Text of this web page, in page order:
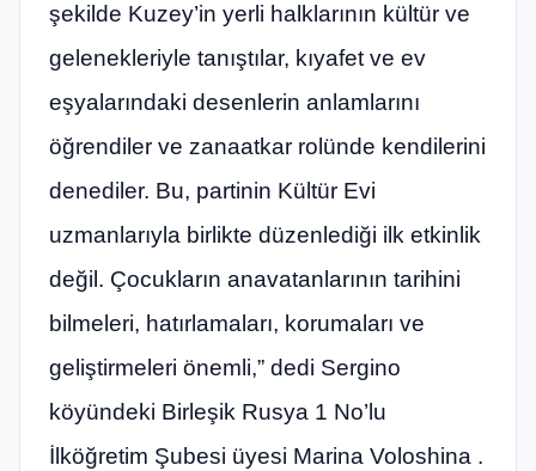
şekilde Kuzey’in yerli halklarının kültür ve
gelenekleriyle tanıştılar, kıyafet ve ev
eşyalarındaki desenlerin anlamlarını
öğrendiler ve zanaatkar rolünde kendilerini
denediler. Bu, partinin Kültür Evi
uzmanlarıyla birlikte düzenlediği ilk etkinlik
değil. Çocukların anavatanlarının tarihini
bilmeleri, hatırlamaları, korumaları ve
geliştirmeleri önemli,” dedi Sergino
köyündeki Birleşik Rusya 1 No’lu
İlköğretim Şubesi üyesi Marina Voloshina .